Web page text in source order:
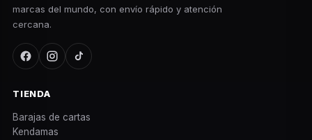
marcas del mundo, con envío rápido y atención
cercana.
TIENDA
Barajas de cartas
Kendamas